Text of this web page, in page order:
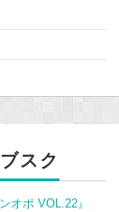
スク
ンオポ VOL.22』